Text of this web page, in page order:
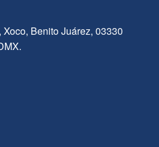
Benito Juárez, 03330